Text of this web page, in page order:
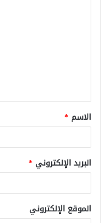
ق
*
الاسم *
البريد الإلكتروني *
الموقع الإلكتروني